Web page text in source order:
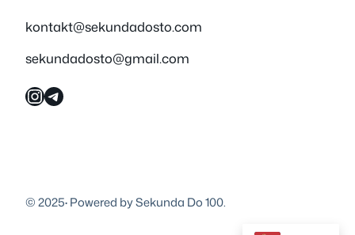
kontakt@sekundadosto.com
sekundadosto@gmail.com
InstagramTelegram
© 2025·Powered by Sekunda Do 100.